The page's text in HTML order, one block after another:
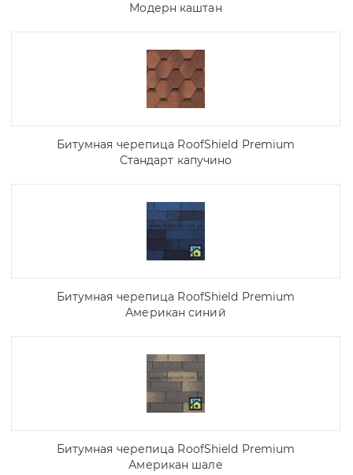
Модерн каштан
Битумная черепица RoofShield Premium
Стандарт капучино
Битумная черепица RoofShield Premium
Американ синий
Битумная черепица RoofShield Premium
Американ шале